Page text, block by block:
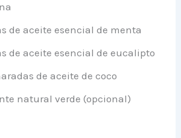
de aceite esencial de menta
de aceite esencial de eucalipto
de aceite de coco
natural verde (opcional)